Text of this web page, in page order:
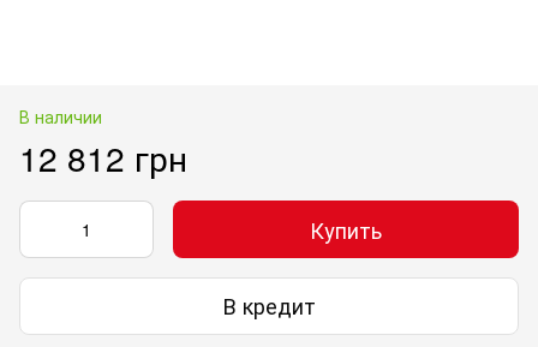
В наличии
12 812 грн
Купить
В кредит